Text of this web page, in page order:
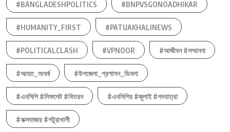
#BANGLADESHPOLITICS #BNPVSGONOADHIKAR
#HUMANITY_FIRST #PATUAKHALINEWS
#POLITICALCLASH #VPNOOR #আজীবন #সম্মাননা
#আহত_সংঘর্ষ #উপজেলা_প্রশাসন_ডিমলা
#এনসিপি #লিফলেট #বিতরন #এনসিপির #জুলাই #পদযাত্রা
#কক্সবাজার #পটুয়াখালী